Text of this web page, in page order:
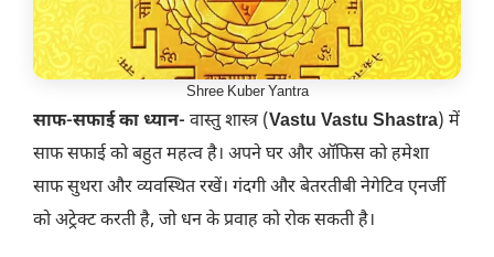
Shree Kuber Yantra
साफ-सफाई का ध्यान- वास्तु शास्त्र (Vastu Vastu Shastra) में
साफ सफाई को बहुत महत्व है। अपने घर और ऑफिस को हमेशा
साफ सुथरा और व्यवस्थित रखें। गंदगी और बेतरतीबी नेगेटिव एनर्जी
को अट्रेक्ट करती है, जो धन के प्रवाह को रोक सकती है।